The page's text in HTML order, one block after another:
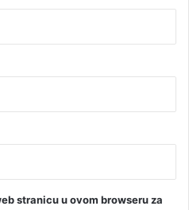
stranicu u ovom browseru za